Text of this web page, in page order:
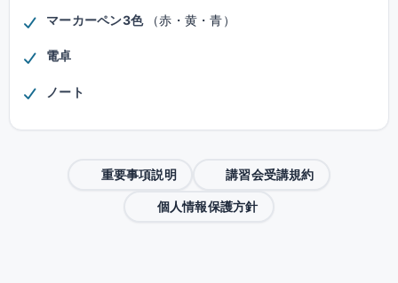
マーカーペン3色 （赤・黄・青）
電卓
ノート
重要事項説明 講習会受講規約
個人情報保護方針